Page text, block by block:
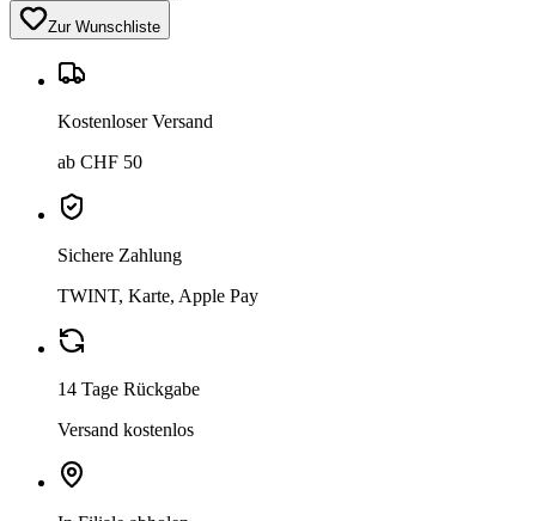
Zur Wunschliste
Kostenloser Versand
ab CHF 50
Sichere Zahlung
TWINT, Karte, Apple Pay
14 Tage Rückgabe
Versand kostenlos